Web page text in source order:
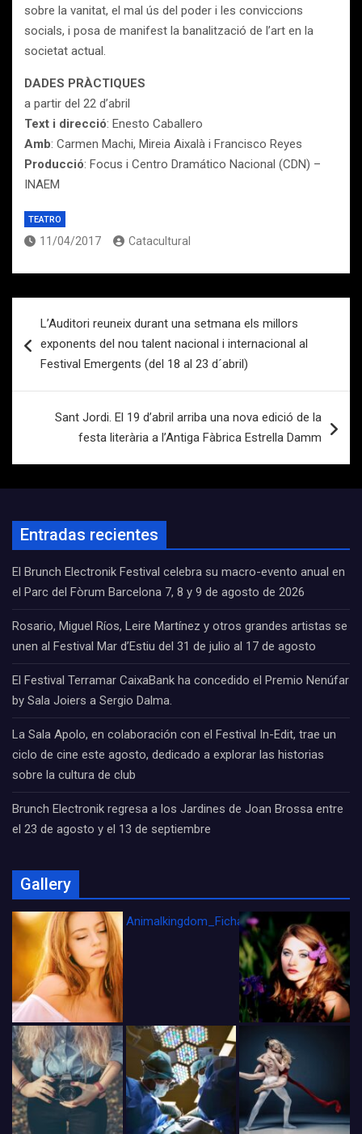
sobre la vanitat, el mal ús del poder i les conviccions
socials, i posa de manifest la banalització de l’art en la
societat actual.
DADES PRÀCTIQUES
a partir del 22 d’abril
Text i direcció: Enesto Caballero
Amb: Carmen Machi, Mireia Aixalà i Francisco Reyes
Producció: Focus i Centro Dramático Nacional (CDN) –
INAEM
TEATRO
11/04/2017 Catacultural
de
entradas
L’Auditori reuneix durant una setmana els millors
exponents del nou talent nacional i internacional al
Festival Emergents (del 18 al 23 d´abril)
Sant Jordi. El 19 d’abril arriba una nova edició de la
festa literària a l’Antiga Fàbrica Estrella Damm
Entradas recientes
El Brunch Electronik Festival celebra su macro-evento anual en
el Parc del Fòrum Barcelona 7, 8 y 9 de agosto de 2026
Rosario, Miguel Ríos, Leire Martínez y otros grandes artistas se
unen al Festival Mar d’Estiu del 31 de julio al 17 de agosto
El Festival Terramar CaixaBank ha concedido el Premio Nenúfar
by Sala Joiers a Sergio Dalma.
La Sala Apolo, en colaboración con el Festival In-Edit, trae un
ciclo de cine este agosto, dedicado a explorar las historias
sobre la cultura de club
Brunch Electronik regresa a los Jardines de Joan Brossa entre
el 23 de agosto y el 13 de septiembre
Gallery
Animalkingdom_FichaCine